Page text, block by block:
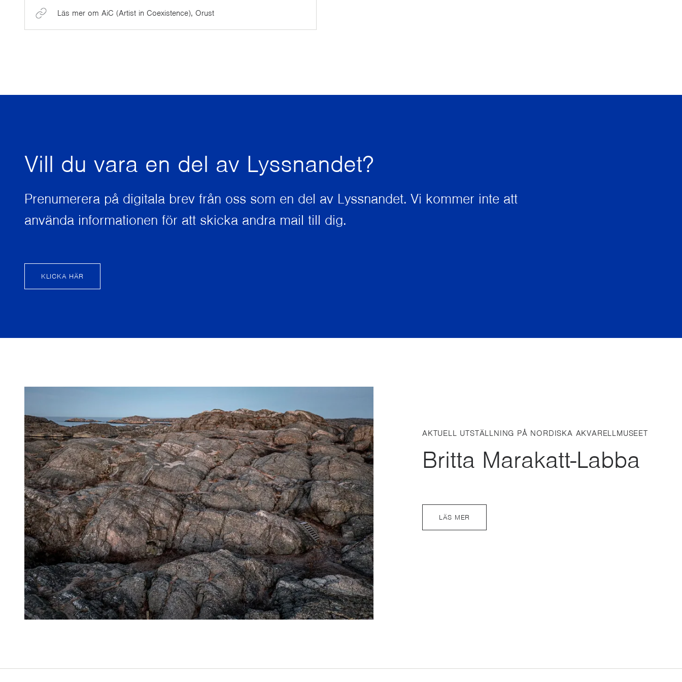
Läs mer om AiC (Artist in Coexistence), Orust
Vill du vara en del av Lyssnandet?
Prenumerera på digitala brev från oss som en del av Lyssnandet. Vi kommer inte att
använda informationen för att skicka andra mail till dig.
KLICKA HÄR
AKTUELL UTSTÄLLNING PÅ NORDISKA AKVARELLMUSEET
Britta Marakatt-Labba
LÄS MER